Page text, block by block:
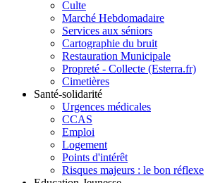
Culte
Marché Hebdomadaire
Services aux séniors
Cartographie du bruit
Restauration Municipale
Propreté - Collecte (Esterra.fr)
Cimetières
Santé-solidarité
Urgences médicales
CCAS
Emploi
Logement
Points d'intérêt
Risques majeurs : le bon réflexe